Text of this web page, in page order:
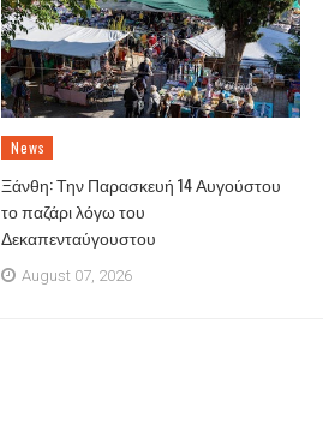
News
Ξάνθη: Την Παρασκευή 14 Αυγούστου
το παζάρι λόγω του
Δεκαπενταύγουστου
August 07, 2026